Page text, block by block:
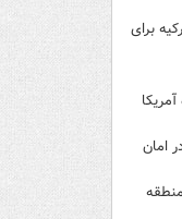
برای
امان